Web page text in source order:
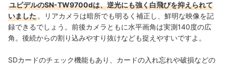
ユピデルのSN-TW9700dは、逆光にも強く白飛びを抑えられて
いました。リアカメラは暗所でも明るく補正し、鮮明な映像を記
録できるでしょう。前後カメラともに水平画角は実測140度の広
角。後続からの割り込みやすり抜けなども捉えやすいですよ。
SDカードのチェック機能もあり、カードの入れ忘れや破損などの